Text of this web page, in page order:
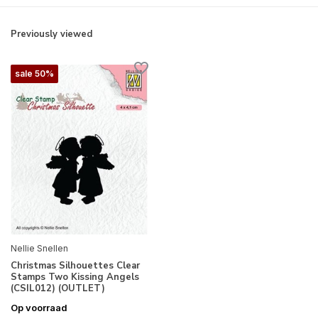
Previously viewed
sale 50%
Nellie Snellen
Christmas Silhouettes Clear
Stamps Two Kissing Angels
(CSIL012) (OUTLET)
Op voorraad